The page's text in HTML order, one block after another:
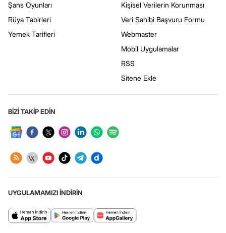
Şans Oyunları
Rüya Tabirleri
Yemek Tarifleri
Kişisel Verilerin Korunması
Veri Sahibi Başvuru Formu
Webmaster
Mobil Uygulamalar
RSS
Sitene Ekle
BİZİ TAKİP EDİN
UYGULAMAMIZI İNDİRİN